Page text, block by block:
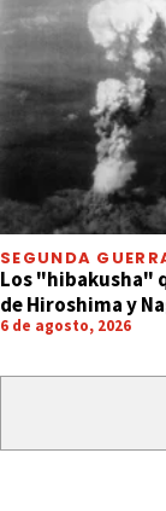
SEGUNDA
Los "hibakusha"
de Hiroshima y
6 de agosto, 2026